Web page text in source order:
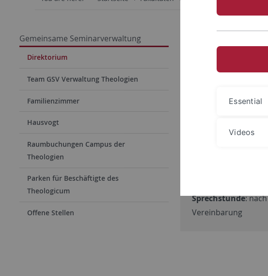
Gemeinsame Seminarverwaltung
Direktorium
Team GSV Verwaltung Theologien
Familienzimmer
Hausvogt
Raumbuchungen Campus der
Theologien
Parken für Beschäftigte des
Theologicum
Offene Stellen
Fakultät
Raum 149,
Sprechstunde: nach
Vereinbarung
Essential
Videos